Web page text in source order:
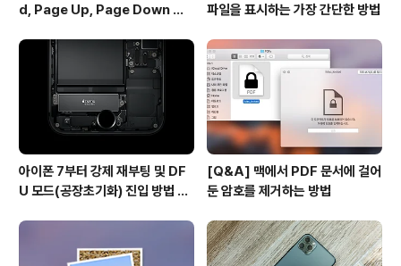
d, Page Up, Page Down 키
파일을 표시하는 가장 간단한 방법
아이폰 7부터 강제 재부팅 및 DF
U 모드(공장초기화) 진입 방법 변
[Q&A] 맥에서 PDF 문서에 걸어
둔 암호를 제거하는 방법